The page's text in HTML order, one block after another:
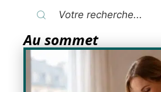
Au sommet